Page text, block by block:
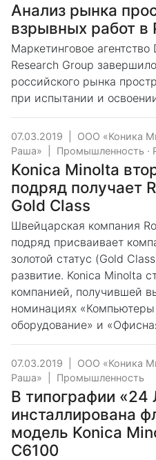
Анализ рынка
взрывных работ в
Маркетинговое агентство
Research Group
российского рынка
при испытании и
07.03.2019
ООО «Коника
Раша»
Промышленность ·
Konica Minolta
подряд получает
Gold Class
Швейцарская компания
подряд присваивает
золотой статус (Gold
развитие. Konica Minolta
компанией, получившей
номинациях
оборудование» и
07.03.2019
ООО «Коника
Раша»
Промышленность
В типографии «24
инсталлирована
модель Konica
C6100